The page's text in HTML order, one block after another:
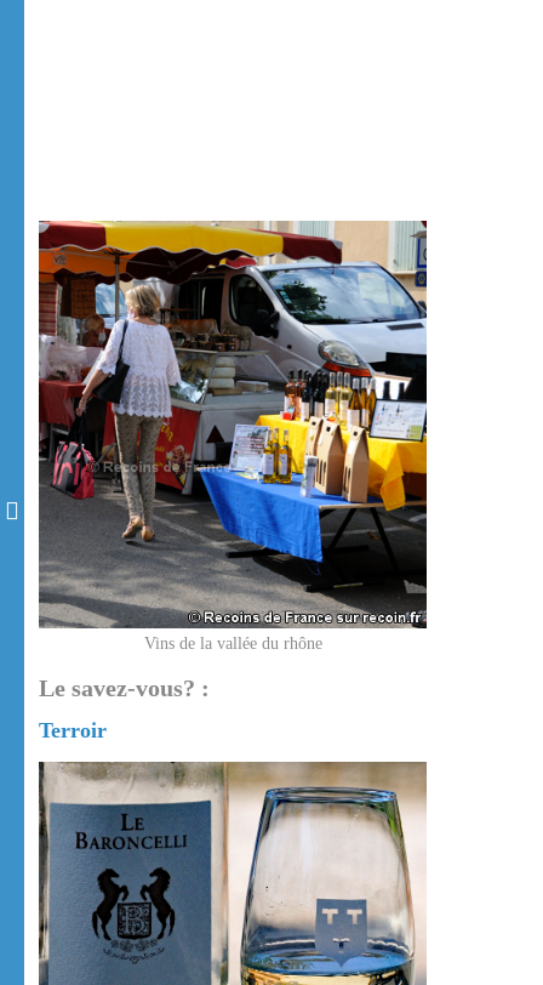
Vins de la vallée du rhône
Le savez-vous? :
Terroir